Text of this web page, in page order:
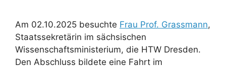
Am 02.10.2025 besuchte Frau Prof. Grassmann,
Staatssekretärin im sächsischen
Wissenschaftsministerium, die HTW Dresden.
Den Abschluss bildete eine Fahrt im